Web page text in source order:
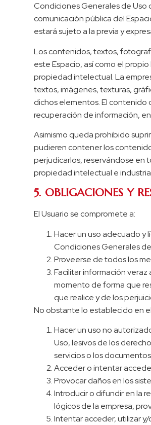
Condiciones Generales de Uso
comunicación pública del
estará sujeto a la previa y
Los contenidos, textos,
este Espacio, así como el
propiedad intelectual. La
textos, imágenes, texturas,
dichos elementos. El contenido
recuperación de información,
Asimismo queda prohibido
pudieren contener los
perjudicarlos, reservándose en
propiedad intelectual e
5. OBLIGACIONES Y
El Usuario se compromete a:
Hacer un uso adecuado y
Condiciones Generales
Proveerse de todos los
Facilitar información
momento de forma que
que realice y de los
No obstante lo establecido en
Hacer un uso no
Uso, lesivos de los
servicios o los
Acceder o intentar
Provocar daños en los
Introducir o difundir en la
lógicos de la empresa,
Intentar acceder, utilizar